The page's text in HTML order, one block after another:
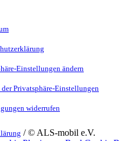
Einstellungen ändern
Privatsphäre-Einstellungen
widerrufen
/ © ALS-mobil e.V.